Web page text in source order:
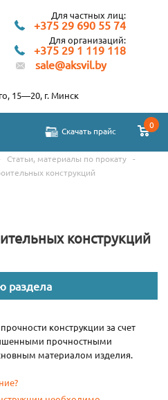
Для частных лиц:
+375 29 690 55 74
Для организаций:
+375 29 1 119 118
sale@aksvil.by
Скачать прайс
0
15—20, г. Минск
Статьи, материалы по прокату -
конструкций
конструкций
раздела
конструкции за счет
прочностными
материалом изделия.